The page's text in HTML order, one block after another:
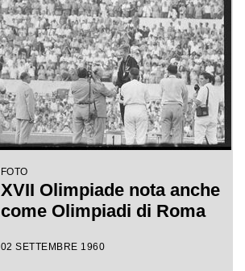
FOTO
XVII Olimpiade nota anche
come Olimpiadi di Roma
02 SETTEMBRE 1960